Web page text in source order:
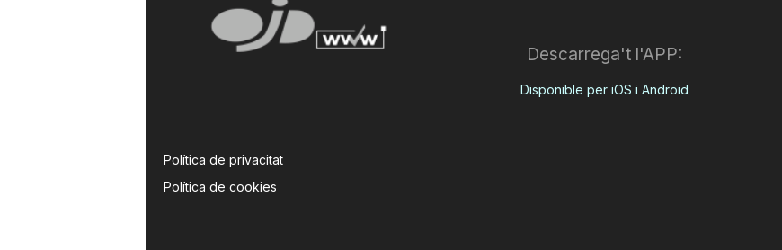
Política de privacitat
Política de cookies
Descarrega't l'APP:
Disponible per iOS i Android